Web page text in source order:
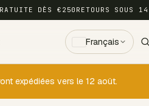
DÈS €250 RETOURS SOUS
Français
expédiées vers le 12 août.